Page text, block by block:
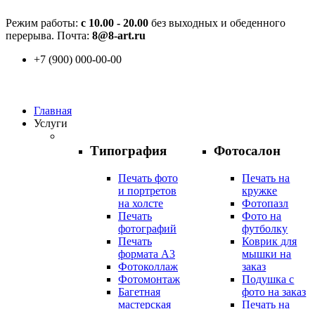
Режим работы: с 10.00 - 20.00 без выходных и обеденного
перерыва. Почта: 8@8-art.ru
+7 (900) 000-00-00
Главная
Услуги
Типография
Печать фото
и портретов
на холсте
Печать
фотографий
Печать
формата А3
Фотоколлаж
Фотомонтаж
Багетная
мастерская
Фотосалон
Печать на
кружке
Фотопазл
Фото на
футболку
Коврик для
мышки на
заказ
Подушка с
фото на заказ
Печать на